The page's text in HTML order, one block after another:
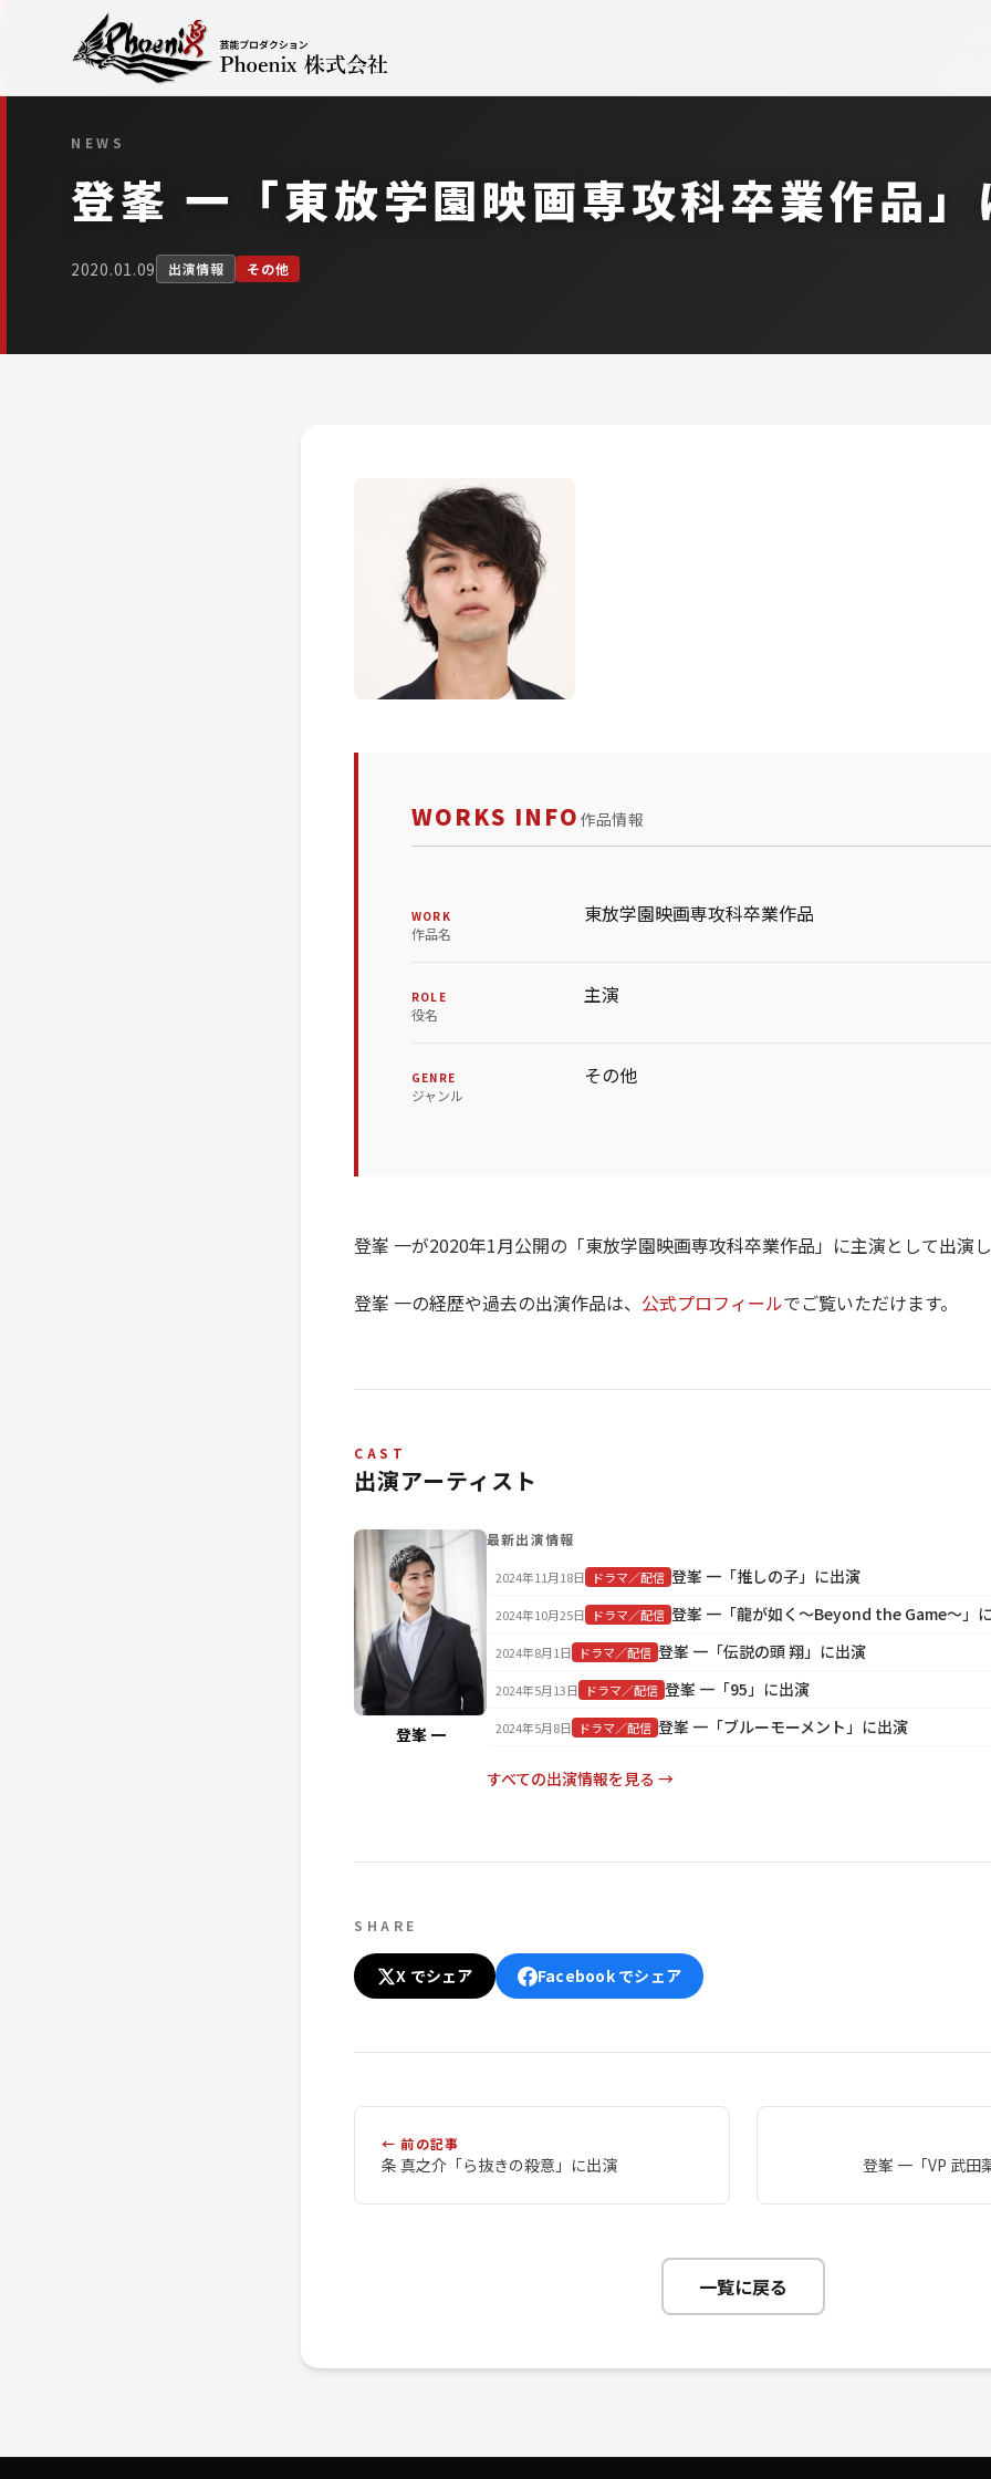
NEWS
登峯 一「東放学園映画専攻科卒業作品
2020.01.09 出演情報 その他
WORKS INFO 作品情報
WORK
作品名
東放学園映画専攻科卒業作品
ROLE
役名
主演
GENRE
ジャンル
その他
登峯 一が2020年1月公開の「東放学園映画専攻科卒業作品」に主演として出演
登峯 一の経歴や過去の出演作品は、 公式プロフィールでご覧いただけます。
CAST
出演アーティスト
登峯 一
最新出演情報
2024年11月18日 ドラマ／配信 登峯 一「推しの子」に出演
2024年10月25日 ドラマ／配信 登峯 一「龍が如く～Beyond the Game～」
2024年8月1日 ドラマ／配信 登峯 一「伝説の頭 翔」に出演
2024年5月13日 ドラマ／配信 登峯 一「95」に出演
2024年5月8日 ドラマ／配信 登峯 一「ブルーモーメント」に出演
すべての出演情報を見る →
SHARE
X でシェア Facebook でシェア
← 前の記事
条 真之介「ら抜きの殺意」に出演 登峯 一「VP 武田
一覧に戻る